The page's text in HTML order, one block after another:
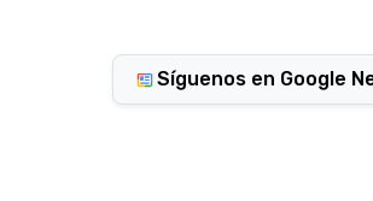
Síguenos en Google